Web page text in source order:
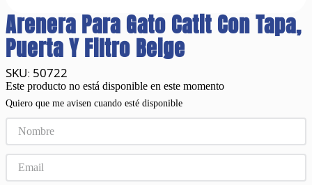
Arenera Para Gato Catit Con Tapa,
Puerta Y Filtro Beige
: 50722
Este producto no está disponible en este momento
Quiero que me avisen cuando esté disponible